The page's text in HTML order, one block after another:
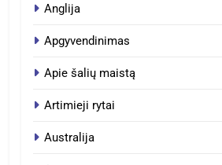
Anglija
Apgyvendinimas
Apie šalių maistą
Artimieji rytai
Australija